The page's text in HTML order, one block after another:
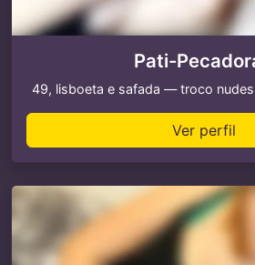
Pati-
49, lisboeta e safada — troco
Ver perfil